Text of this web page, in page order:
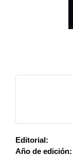
Editorial:
Año de edición: